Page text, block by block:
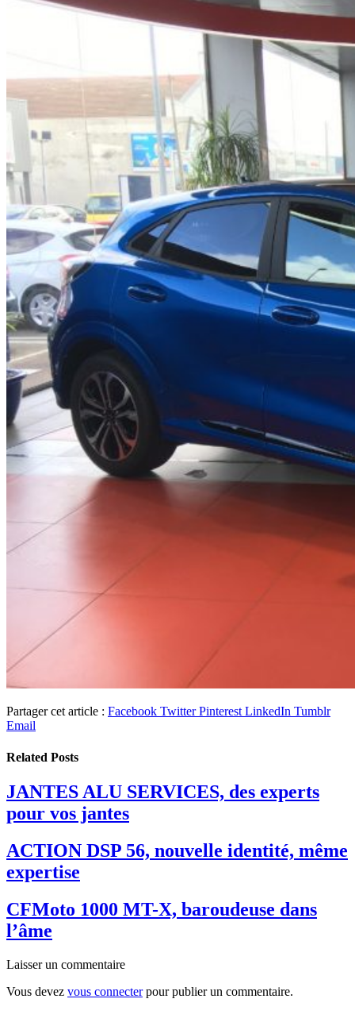
Partager cet article : Facebook Twitter Pinterest LinkedIn Tumblr
Email
Related Posts
JANTES ALU SERVICES, des experts
pour vos jantes
ACTION DSP 56, nouvelle identité, même
expertise
CFMoto 1000 MT-X, baroudeuse dans
l’âme
Laisser un commentaire
Vous devez vous connecterpour publier un commentaire.